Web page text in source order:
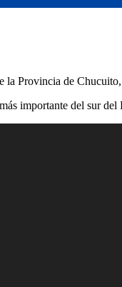
la Provincia de
importante del sur